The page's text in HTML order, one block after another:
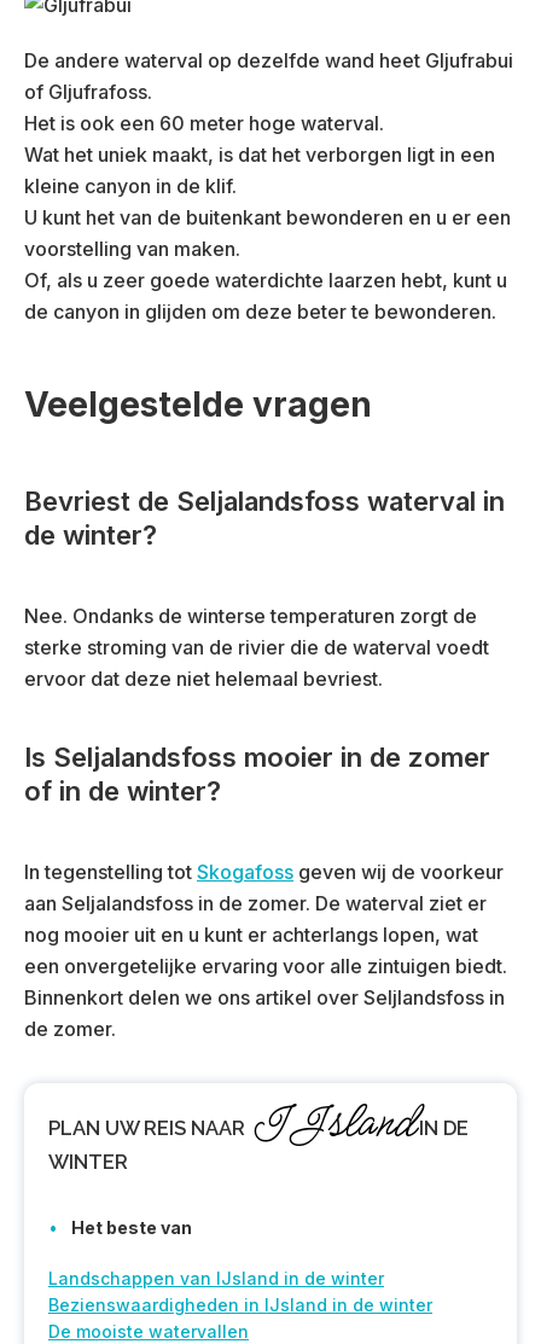
De andere waterval op dezelfde wand heet Gljufrabui
of Gljufrafoss.
Het is ook een 60 meter hoge waterval.
Wat het uniek maakt, is dat het verborgen ligt in een
kleine canyon in de klif.
U kunt het van de buitenkant bewonderen en u er een
voorstelling van maken.
Of, als u zeer goede waterdichte laarzen hebt, kunt u
de canyon in glijden om deze beter te bewonderen.
Veelgestelde vragen
Bevriest de Seljalandsfoss waterval in
de winter?
Nee. Ondanks de winterse temperaturen zorgt de
sterke stroming van de rivier die de waterval voedt
ervoor dat deze niet helemaal bevriest.
Is Seljalandsfoss mooier in de zomer
of in de winter?
In tegenstelling tot Skogafoss geven wij de voorkeur
aan Seljalandsfoss in de zomer. De waterval ziet er
nog mooier uit en u kunt er achterlangs lopen, wat
een onvergetelijke ervaring voor alle zintuigen biedt.
Binnenkort delen we ons artikel over Seljlandsfoss in
de zomer.
PLAN UW REIS NAAR IJslandIN DE
WINTER
Het beste van
Landschappen van IJsland in de winter
Bezienswaardigheden in IJsland in de winter
De mooiste watervallen